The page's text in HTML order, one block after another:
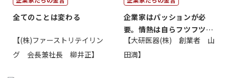
全てのことは変わる
【(株)ファーストリテイリン
グ 会長兼社長 柳井正】
企業家はパッションが必
要。情熱は自らフツフツと
湧いてくるもの...
【大研医器(株) 創業者 山
田満】